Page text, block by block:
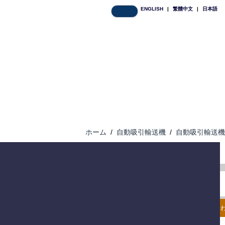
ENGLISH | 繁體中文 | 日本語
ホーム / 自動吸引輸送機 / 自動吸引輸送機
お問い合